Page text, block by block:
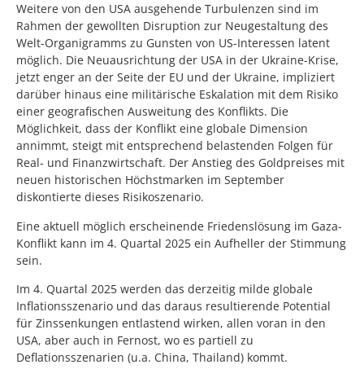
Weitere von den USA ausgehende Turbulenzen sind im
Rahmen der gewollten Disruption zur Neugestaltung des
Welt-Organigramms zu Gunsten von US-Interessen latent
möglich. Die Neuausrichtung der USA in der Ukraine-Krise,
jetzt enger an der Seite der EU und der Ukraine, impliziert
darüber hinaus eine militärische Eskalation mit dem Risiko
einer geografischen Ausweitung des Konflikts. Die
Möglichkeit, dass der Konflikt eine globale Dimension
annimmt, steigt mit entsprechend belastenden Folgen für
Real- und Finanzwirtschaft. Der Anstieg des Goldpreises mit
neuen historischen Höchstmarken im September
diskontierte dieses Risikoszenario.
Eine aktuell möglich erscheinende Friedenslösung im Gaza-
Konflikt kann im 4. Quartal 2025 ein Aufheller der Stimmung
sein.
Im 4. Quartal 2025 werden das derzeitig milde globale
Inflationsszenario und das daraus resultierende Potential
für Zinssenkungen entlastend wirken, allen voran in den
USA, aber auch in Fernost, wo es partiell zu
Deflationsszenarien (u.a. China, Thailand) kommt.